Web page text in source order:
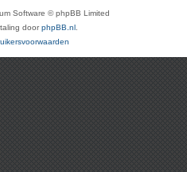
Software © phpBB Limited
doorphpBB.nl